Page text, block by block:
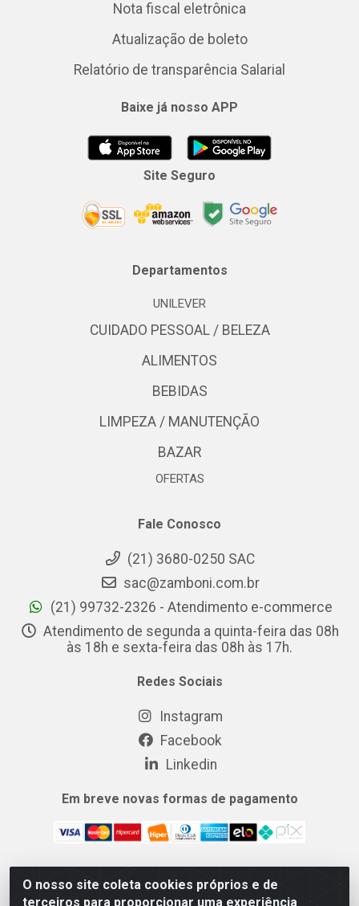
O nosso site coleta cookies próprios e de
terceiros para proporcionar uma experiência
Nota fiscal eletrônica
Atualização de boleto
Relatório de transparência Salarial
Baixe já nosso APP
Site Seguro
Departamentos
UNILEVER
CUIDADO PESSOAL / BELEZA
ALIMENTOS
BEBIDAS
LIMPEZA / MANUTENÇÃO
BAZAR
OFERTAS
Fale Conosco
(21) 3680-0250 SAC
sac@zamboni.com.br
(21) 99732-2326 - Atendimento e-commerce
Atendimento de segunda a quinta-feira das 08h
às 18h e sexta-feira das 08h às 17h.
Redes Sociais
Instagram
Facebook
Linkedin
Em breve novas formas de pagamento
MIX CERTO DISTRIBUIDORA DE COSMÉTICOS ALIMENTOS E